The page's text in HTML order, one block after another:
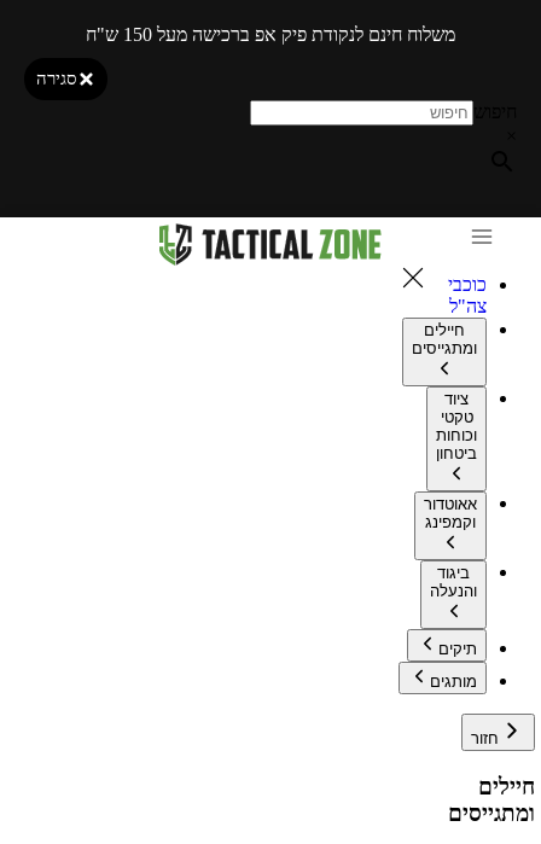
משלוח חינם לנקודת פיק אפ ברכישה מעל 150 ש"ח
סגירה
כוכבי
צה"ל
חיילים
ומתגייסים
ציוד
טקטי
וכוחות
ביטחון
אאוטדור
וקמפינג
ביגוד
והנעלה
תיקים
מותגים
חזור
חיילים
ומתגייסים